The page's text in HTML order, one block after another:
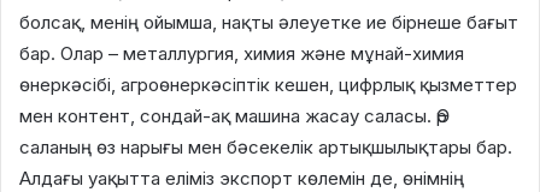
болсақ, менің ойымша, нақты әлеуетке ие бірнеше бағыт
бар. Олар – металлургия, химия және мұнай-химия
өнеркәсібі, агроөнеркәсіптік кешен, цифрлық қызметтер
мен контент, сондай-ақ машина жасау саласы. Әр
саланың өз нарығы мен бәсекелік артықшылықтары бар.
Алдағы уақытта еліміз экспорт көлемін де, өнімнің